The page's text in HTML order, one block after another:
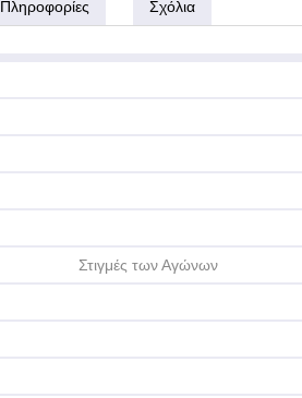
Πληροφορίες Σχόλια
Στιγμές των Αγώνων